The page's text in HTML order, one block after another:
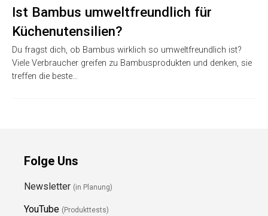
Ist Bambus umweltfreundlich für
Küchenutensilien?
Du fragst dich, ob Bambus wirklich so umweltfreundlich ist?
Viele Verbraucher greifen zu Bambusprodukten und denken, sie
treffen die beste…
Folge Uns
Newsletter (in Planung)
YouTube (Produkttests)